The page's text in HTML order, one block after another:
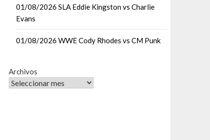
01/08/2026 SLA Eddie Kingston vs Charlie
Evans
01/08/2026 WWE Cody Rhodes vs CM Punk
Archivos